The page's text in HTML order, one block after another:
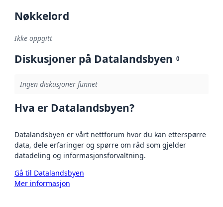
Nøkkelord
Ikke oppgitt
Diskusjoner på Datalandsbyen 0
Ingen diskusjoner funnet
Hva er Datalandsbyen?
Datalandsbyen er vårt nettforum hvor du kan etterspørre
data, dele erfaringer og spørre om råd som gjelder
datadeling og informasjonsforvaltning.
Gå til Datalandsbyen
Mer informasjon